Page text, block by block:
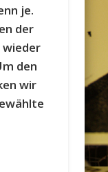
je.
der
den
wir